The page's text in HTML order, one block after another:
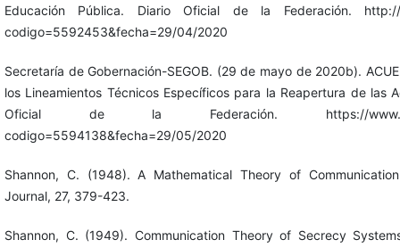
Educación Pública. Diario Oficial de la Federación. http://
codigo=5592453&fecha=29/04/2020
Secretaría de Gobernación-SEGOB. (29 de mayo de 2020b).
los Lineamientos Técnicos Específicos para la Reapertura de las
Oficial de la Federación. https://
codigo=5594138&fecha=29/05/2020
Shannon, C. (1948). A Mathematical Theory of
Journal, 27, 379-423.
Shannon, C. (1949). Communication Theory of Secrecy